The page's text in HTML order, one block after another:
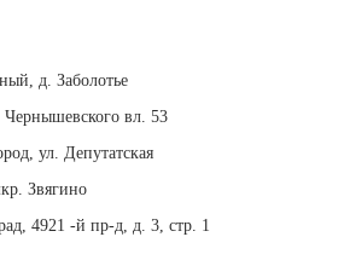
д. Заболотье
Чернышевского вл. 53
ул. Депутатская
Звягино
4921 -й пр-д, д. 3, стр. 1